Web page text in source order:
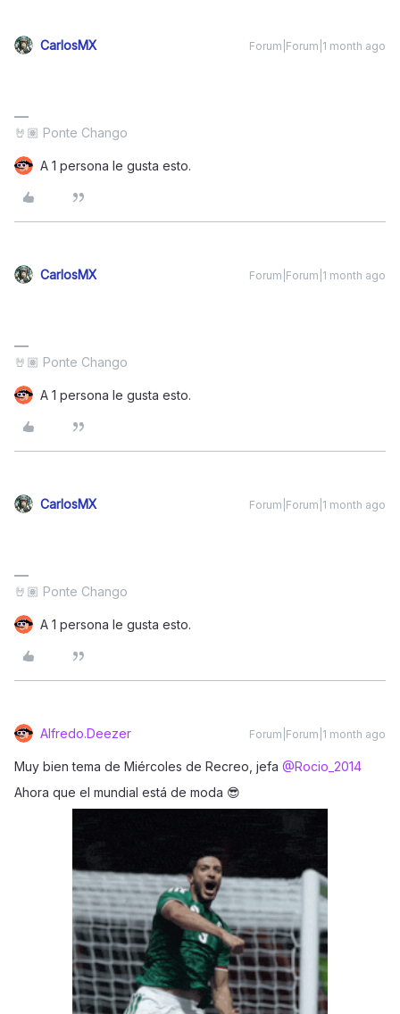
CarlosMX Forum|Forum|1 month ago
🤘🏽 Ponte Chango
A 1 persona le gusta esto.
CarlosMX Forum|Forum|1 month ago
🤘🏽 Ponte Chango
A 1 persona le gusta esto.
CarlosMX Forum|Forum|1 month ago
🤘🏽 Ponte Chango
A 1 persona le gusta esto.
Alfredo.Deezer Forum|Forum|1 month ago
Muy bien tema de Miércoles de Recreo, jefa ​ @Rocio_2014
Ahora que el mundial está de moda 😎